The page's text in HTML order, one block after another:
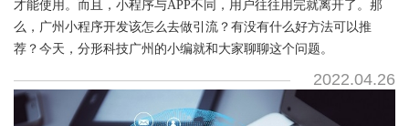
才能使用。而且，小程序与APP不同，用户往往用完就离开了。那
么，广州小程序开发该怎么去做引流？有没有什么好方法可以推
荐？今天，分形科技广州的小编就和大家聊聊这个问题。
2022.04.26